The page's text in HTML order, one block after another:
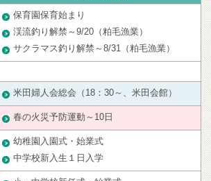
保育園保育始まり
渓流釣り解禁～9/20（粕毛漁業）
サクラマス釣り解禁～8/31（粕毛漁業）
米田婦人会総会（18：30～、米田会館）
春の火災予防運動～10日
幼稚園入園式・始業式
中学校新入生１日入学